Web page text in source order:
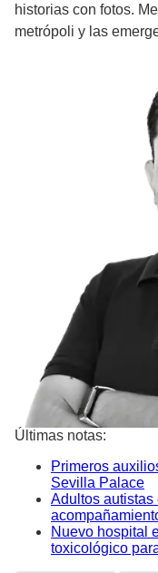
historias con fotos.
metrópoli y las
Últimas notas:
Primeros
Sevilla Palace
Adultos autistas
Nuevo hospital
toxicológico